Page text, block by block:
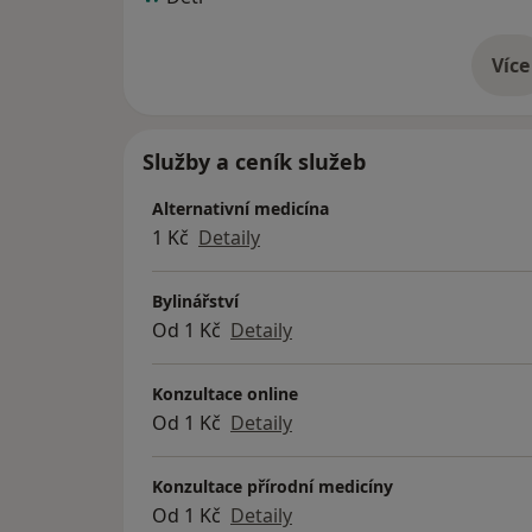
Více
o
Služby a ceník služeb
Alternativní medicína
1 Kč Detaily
Bylinářství
Od 1 Kč Detaily
Konzultace online
Od 1 Kč Detaily
Konzultace přírodní medicíny
Od 1 Kč Detaily